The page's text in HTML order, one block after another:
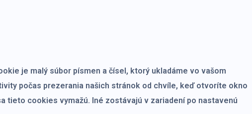
je malý súbor písmen a čísel, ktorý ukladáme vo vašom
počas prezerania našich stránok od chvíle, keď otvoríte okno
tieto cookies vymažú. Iné zostávajú v zariadení po nastavenú